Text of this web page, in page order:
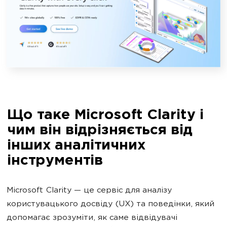
Що таке Microsoft Clarity і
чим він відрізняється від
інших аналітичних
інструментів
Microsoft Clarity — це сервіс для аналізу
користувацького досвіду (UX) та поведінки, який
допомагає зрозуміти, як саме відвідувачі